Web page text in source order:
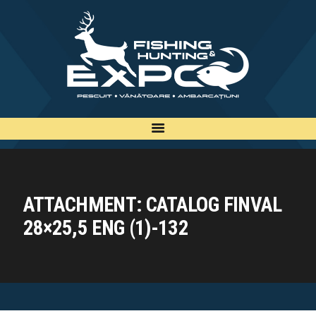
ATTACHMENT: CATALOG FINVAL
28×25,5 ENG (1)-132
INFO
EXPOZANTI
EDITII
CONTACT